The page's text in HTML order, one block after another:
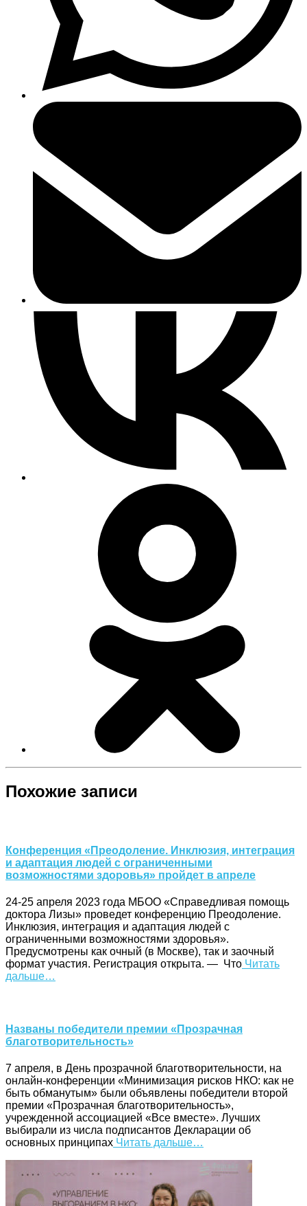
Похожие записи
Конференция «Преодоление. Инклюзия, интеграция
и адаптация людей с ограниченными
возможностями здоровья» пройдет в апреле
24-25 апреля 2023 года МБОО «Справедливая помощь
доктора Лизы» проведет конференцию Преодоление.
Инклюзия, интеграция и адаптация людей с
ограниченными возможностями здоровья».
Предусмотрены как очный (в Москве), так и заочный
формат участия. Регистрация открыта. — Что Читать
дальше…
Названы победители премии «Прозрачная
благотворительность»
7 апреля, в День прозрачной благотворительности, на
онлайн-конференции «Минимизация рисков НКО: как не
быть обманутым» были объявлены победители второй
премии «Прозрачная благотворительность»,
учрежденной ассоциацией «Все вместе». Лучших
выбирали из числа подписантов Декларации об
основных принципах Читать дальше…